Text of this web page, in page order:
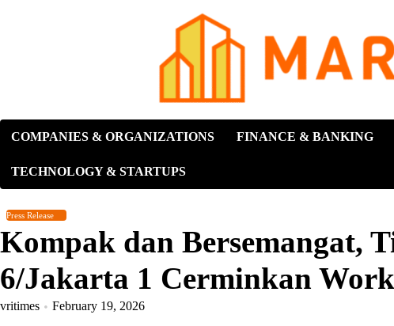
COMPANIES & ORGANIZATIONS FINANCE & BANKING
TECHNOLOGY & STARTUPS
Press Release
Kompak dan Bersemangat,
6/Jakarta 1 Cerminkan
vritimes February 19, 2026